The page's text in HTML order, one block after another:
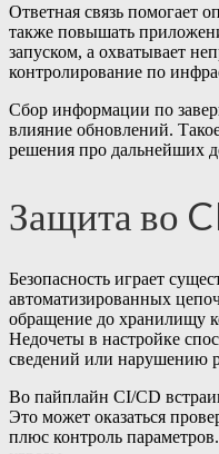
Ответная связь помогает
также повышать
запуском, а охватывает
контролирование по
Сбор информации по
влияние обновлений.
решения про дальнейших
Защита во
Безопасность играет
автоматизированных
обращение до хранилищу
Недочеты в настройке
сведений или нарушению
Во пайплайн CI/CD
Это может оказаться
плюс контроль